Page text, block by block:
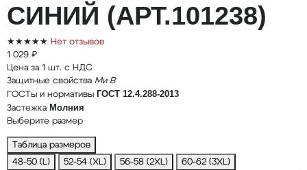
СИНИЙ (АРТ.101238)
★★★★★ Нет отзывов
1 029 ₽
Цена за 1 шт. с НДС
Защитные свойства Ми В
ГОСТы и нормативы ГОСТ 12.4.288-2013
Застежка Молния
Выберите размер
Таблица размеров
48-50 (L)
52-54 (XL) 56-58 (2XL) 60-62 (3XL)